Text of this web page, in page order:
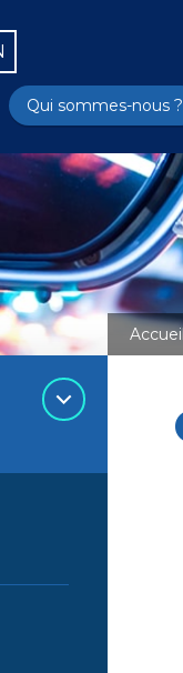
Qui sommes-nous ?